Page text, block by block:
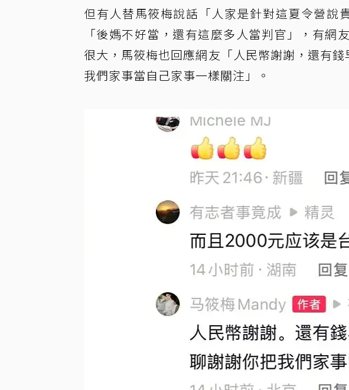
但有人替馬筱梅說話「人家是針對這夏令營說
「後媽不好當，還有這麼多人當判官」，有網
很大，馬筱梅也回應網友「人民幣謝謝，還有
我們家事當自己家事一樣關注」。